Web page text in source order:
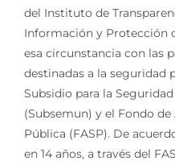
del Instituto de
Información y Protección
esa circunstancia con las
destinadas a la seguridad
Subsidio para la
(Subsemun) y el Fondo
Pública (FASP). De
en 14 años, a través del